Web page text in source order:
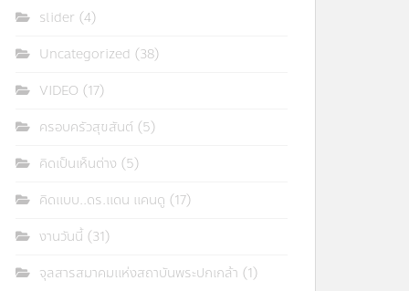
slider (4)
Uncategorized (38)
VIDEO (17)
ครอบครัวสุขสันต์ (5)
คิดเป็นเห็นต่าง (5)
คิดแบบ..ดร.แดน แคนดู (17)
งานวันนี้ (31)
จุลสารสมาคมแห่งสถาบันพระปกเกล้า (1)